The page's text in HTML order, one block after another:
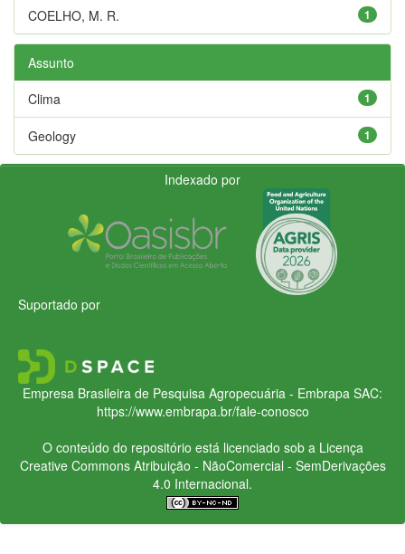
1
COELHO, M. R.
Assunto
1
Clima
1
Geology
Indexado por
Suportado por
Empresa Brasileira de Pesquisa Agropecuária - Embrapa SAC:
https://www.embrapa.br/fale-conosco
O conteúdo do repositório está licenciado sob a Licença
Creative CommonsAtribuição - NãoComercial - SemDerivações
4.0 Internacional.